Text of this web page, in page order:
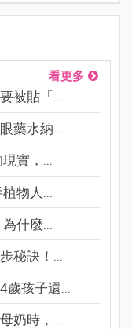
看更多
被貼「...
藥水納...
實，...
物人...
什麼...
秘訣！...
歲孩子還...
奶時，...